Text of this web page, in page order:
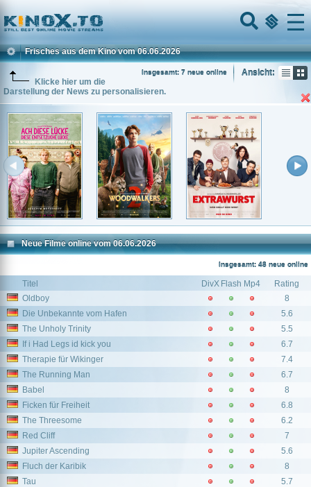
Home
Menu
Frisches aus dem Kino vom 06.06.2026
Ansicht:
Insgesamt: 7 neue online
Klicke hier um die
Darstellung der News zu personalisieren.
Neue Filme online vom 06.06.2026
Insgesamt: 48 neue online
Titel DivX Flash Mp4
Rating
Oldboy
8
Die Unbekannte vom Hafen
5.6
The Unholy Trinity
5.5
If i Had Legs id kick you
6.7
Therapie für Wikinger
7.4
The Running Man
6.7
Babel
8
Ficken für Freiheit
6.8
The Threesome
6.2
Red Cliff
7
Jupiter Ascending
5.6
Fluch der Karibik
8
Tau
5.7